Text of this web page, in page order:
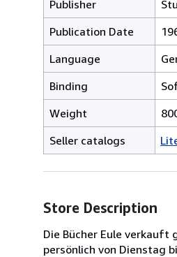
Publisher
Publication Date
Language
Binding
Weight
Seller catalogs
Store Description
Die Bücher Eule verkauft
persönlich von Dienstag